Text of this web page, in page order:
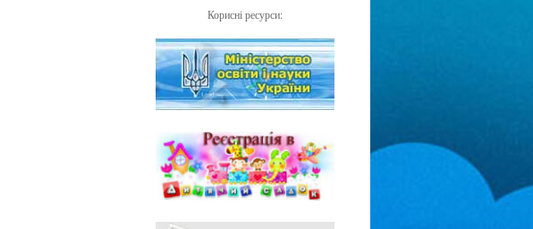
Корисні ресурси: